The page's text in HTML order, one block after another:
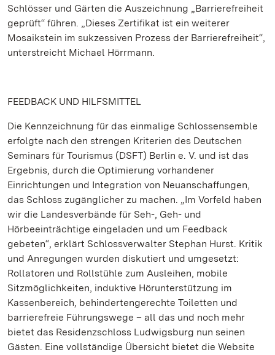
Schlösser und Gärten die Auszeichnung „Barrierefreiheit
geprüft“ führen. „Dieses Zertifikat ist ein weiterer
Mosaikstein im sukzessiven Prozess der Barrierefreiheit“,
unterstreicht Michael Hörrmann.
FEEDBACK UND HILFSMITTEL
Die Kennzeichnung für das einmalige Schlossensemble
erfolgte nach den strengen Kriterien des Deutschen
Seminars für Tourismus (DSFT) Berlin e. V. und ist das
Ergebnis, durch die Optimierung vorhandener
Einrichtungen und Integration von Neuanschaffungen,
das Schloss zugänglicher zu machen. „Im Vorfeld haben
wir die Landesverbände für Seh-, Geh- und
Hörbeeinträchtige eingeladen und um Feedback
gebeten“, erklärt Schlossverwalter Stephan Hurst. Kritik
und Anregungen wurden diskutiert und umgesetzt:
Rollatoren und Rollstühle zum Ausleihen, mobile
Sitzmöglichkeiten, induktive Hörunterstützung im
Kassenbereich, behindertengerechte Toiletten und
barrierefreie Führungswege – all das und noch mehr
bietet das Residenzschloss Ludwigsburg nun seinen
Gästen. Eine vollständige Übersicht bietet die Website